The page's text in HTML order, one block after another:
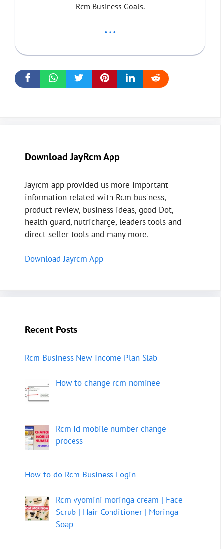
Rcm Business Goals.
...
Download JayRcm App
Jayrcm app provided us more important
information related with Rcm business,
product review, business ideas, good Dot,
health guard, nutricharge, leaders tools and
direct seller tools and many more.
Download Jayrcm App
Recent Posts
Rcm Business New Income Plan Slab
How to change rcm nominee
Rcm Id mobile number change
process
How to do Rcm Business Login
Rcm vyomini moringa cream | Face
Scrub | Hair Conditioner | Moringa
Soap